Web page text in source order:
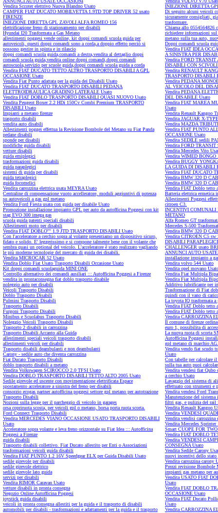
Vendita Sccoter elettrivo Nuova Blandno Usato
CAMPER FIAT DUCATO MOBILVETTA 1.9TD TOP DRIVER 52 usato
FIRENZE
INIEZIONE DIRETTA GPL ZAVOLI ALFA ROMEO 156
elettrificazione freno di stazionamento per disabili
Hyundai I20 Trasformata a Gas Metano
allestimenti poggesi vende online, kit doppi comandi scuola guida per
autoveicoli, questi doppi comandi sono a corda,a doppio effetto perciò si
possono gestire in spinta e in rilascio
doppi comandi scuola guida,comandi a destra,vendita al dettaglio doppi
comandi scuola guida,vendita online doppi comandi,doppi comandi
autoscuola,servizio per scuole guida,doppi comandi scuola guida a corda
Vendita FIAT DUCATO TETTO ALTRO TRASPORTO DISABILI A GPL
OCCASIONE Usato
Vendita Fiat Punto adattata per la guida dei Disabili Usato
Vendita FIAT DUCATO TRASPORTO DISABILI PEDANA
ELETTROIDRAULICA GRADINO LATERALE Usato
Vendita FIAT DOBLO TRASPORTO DISABILI QUASI NUOVO Usato
Vendita Peugeot Boxer 2.2 HDi 150Cv Combi Premium TRASPORTO
DISABILI Usato
Impianti a metano firenze
trasporto disabili
vendita auto disabili
Allestimenti poggei effettua la Revisione Bombole del Metano su Fiat Panda
pedane disabili
sponde per disabili
modifiche guida disabili
vetture disabili
guida emiplegici
trasformazioni guida disabili
guida paraplegici
sistemi di guida per disabili
guida tetraplegici
guida focomelici
Vendita carrozzina elettrica usata MEYRA Usato
Centraline di compensazione vuoto accelleratore, moduli aggiuntivi di potenza
su autoveicoli a gas gpl metano
Vendita Ford Fiesta usata con guida per disabile Usato
Promozione installazione impianto GPL per auto da autofficina Poggesi con kit
stag EVO 300 imega gas
scuola guida patenti speciali disabili
Allestimenti moto per disabili
Vendita FIAT DOBLO'''' 1.9 JTD TRASPORTO DISABILI Usato
Con l'acceleratore a cerchio sopra al volante presentiamo un dispositivo sicuro,
fidato e solido. E' leggerissimo e si compone talmente bene con il volante che
sembra quasi un optional del veicolo. L'acceleratore è stato realizzato vagliando
le più moderne tecnologie del mercato di guida dei disabili.
Vendita MICROCAR 52 Usato
Vendita Doblo Fiat Usato Trasporto Disabili Occasione Usato
Kit doppi comandi scuolaguida MINI ONE
Controllo alternativo dei comandi ausiliari ::: Autofficina Poggesi a Firenze
vendita in prontaconsegna fiat doblo trasporto disabile
noleggio auto per disabili
Veicoli Trasporto Disabili
Doblo Trasporto Disabili
Pulmini Trasporto Disabili
Trasporto Disabili
Furgoni Trasporto Disabili
Minibus e Scuolabus Trasporto Disabili
Noleggio Veicoli Trasporto Disabili
Trasporto 2 disabili in carrozzina
Trasporto Disabili Accanto alla Guida
allestimenti speciali veicoli trasporto disabili
allestimenti veicoli per disabili
Trasporto disabili deambulanti e non deambulanti
Carony - sedile auto che diventa carrozzina
Fiat Ducato Trasporto Disabili
doblo trasporto disabili a metano
Vendita Volkswagen SCIROCCO 2.0 TFSI Usato
Vendita DOBLO TRASPORTO DISABILI TETTO ALTO 2005 Usato
Sedile girevole ed uscente con movimentazione elettrificata Espace
spostamento acceleratore a sinistra del freno per disabili
consorzio ecogas partner autofficina poggesi settore gpl metano per autotrazione
Trasporto Disabili
Nozioni sulla legge per il parcheggio di veicolo in garages
orsa copriruota scosta, per veicoli gpl o metano, borsa porta ruota scorta.
Ford Connect Trasporto Disabili
Vendita MERCEDES VIANO OCCASIONE USATO TRASPORTO DISABILI
Usato
Acceleratore sopra volante e leva freno orizzontale su Fiat Idea ::: Autofficina
Poggesi a Firenze
guida disabili
Trasporto disabili collettivo. Fiat Ducato allestito per Enti o Associazioni
trasformazioni veicoli guida disabili
Vendita FIAT PUNTO 1.2 16V Speedgear ELX per Guida Disabili Usato
sedile girevole per disabili
sedile girevole elettrico
sedile girevole lato guida
servizi per disabili
Vendita RIMOR Caravan Usato
vetture disabili in pronta consegna
Negozio Online Autofficina Poggesi
joystick guida disabili
veicoli in pronta consegna allestiti per la guida e il trasporto di disabili
automobili per disabili - trasformazioni e adattamenti per la guida e il trasporto
INIEZIONE DIRETTA
Di seguito alcuni veicoli
sicuramente consigliati,
trasformare.
Chiama allo 0554564826
richiedere informazioni
metano sulla tua auto,
Doppi comandi scuola
Vendita FIAT IDEA
A SINISTRA PER
Vendita FORD
DISABILI CON SCIVOLI
Vendita RENAULT
TRASPORTO DISABILI
Vendita PEDANA
AL VEICOLO DEL
Vendita PEDANA
DEL DISABILE Usato
Vendita FIAT MAREA
Usato
Vendita Renault Kangoo
Vendita JAGUAR X-
Vendita MAZDA
Vendita FIAT PUNTO
OCCASIONE Usato
Vendita SEDILE sedili
Vendita FORD TRANSIT
Vendita Mercedes Vito
Vendita WIMED BONGO
Vendita BUGGY
LA GUIDA DI DISABILI
Vendita FIAT DUCATO
Vendita BMW 320 D
Vendita BMW 320 D
Vendita FIAT Doblo tetto
Batteria elettrica ermetica
Allestimenti Poggesi
citroen C3.
INCENTIVI COMUNALI
METANO
Alfa Romeo GT
Mercedes S-500
Vendita BMW 320 D
Vendita CITROEN C5
DISABILI PARAPLEGICI
CHALLENGER usato
ANNUNCI AUTO
installazione impianto a
Vendita volvo 544 Usato
Vendita opel movano
Vendita Fiat Multipla
Vendita Fiat Multipla
Additivo lubrificante per
Trasformazione di Fiat
quindi con il vano di
La toyota IQ trasformata a
Vendita FIAT Doblo tetto
Vendita FIAT Doblo tetto
Vendita CARROZZINA
Il comune di firenze
euro 1, possibilita di
La nuova ruota di scorta
Autofficina Poggesi
gpl metano di marchio AG.
Vendita vendo fiat scudo
Usato
Con tabelle per calcolare
sulla tua auto puoi
Vendita vendesi fiat Qubo
a cerchio Usato
Lavaggio del sistema di
effettuato con strumenti e
Vendita vendesi Ford
Manutenzione del sistema
filtri gas, e pulizia del rail
Vendita Renault Kangoo
Vendita VENDESI
Vendita vendisi
Vendita Mercedes
Smart CUOPE FOR TWO
Vendita FIAT DOBLO
Vendita VENDESI
CONSEGNA Usato
Vendita Sedile Carony
nuovi incentivi dello stato
Vendita carrozzina carony
Prezzi revisione Bombole
impianti gas metano per
Vendita USATO FIAT
Usato
Vendita FIAT DOBLO
OCCASIONE Usato
Vendita FIAT Ducato
Usato
Vendita CARROZZINA